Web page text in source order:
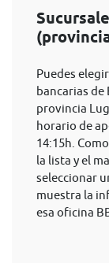
Puedes
bancarias de
provincia
horario de
14:15h.
la lista y el
seleccionar
muestra la
esa oficina